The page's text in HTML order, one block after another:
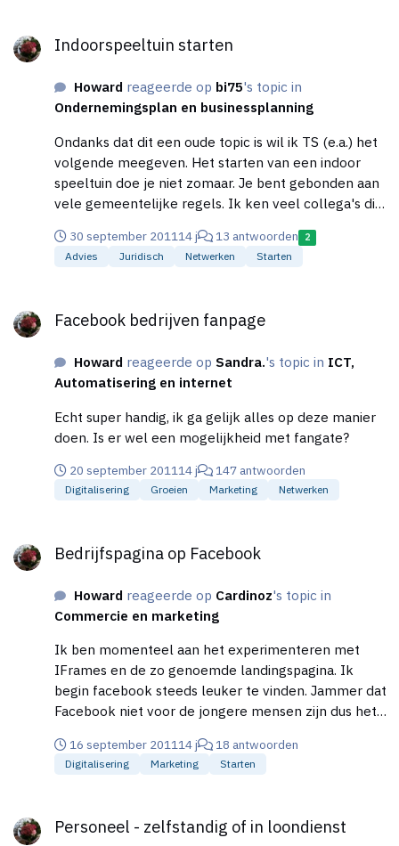
http://www.wernertoonk.nl/terrassen_tijdelijk_op_p
hieraan? Wat moet je doen om dit aan te vragen en
bij wie moet je precies zijn? Wie weet welke wegen
er bewandeld dienen te worden om een
parkeerplaats te veranderen in een stoep of op iets
wat op de foto lijkt? Ik hoor graag en alvast bedankt
voor een reactie. Mvg, Howard
Indoorspeeltuin starten
Howard reageerde op bi75's topic in
Ondernemingsplan en businessplanning
Ondanks dat dit een oude topic is wil ik TS (e.a.) het
volgende meegeven. Het starten van een indoor
speeltuin doe je niet zomaar. Je bent gebonden aan
vele gemeentelijke regels. Ik ken veel collega's die
beste is je eigen aan te sluiten bij een bestaande
keten. Deze weten de wandelgangen en kunnen je
willen starten maar wel als die een franchise achter
30 september 201114 j 13 antwoorden 2
Advies Juridisch Netwerken Starten
Facebook bedrijven fanpage
Howard reageerde op Sandra.'s topic in ICT,
Automatisering en internet
Echt super handig, ik ga gelijk alles op deze manier
doen. Is er wel een mogelijkheid met fangate?
20 september 201114 j 147 antwoorden
Digitalisering Groeien Marketing Netwerken
Bedrijfspagina op Facebook
Howard reageerde op Cardinoz's topic in
Commercie en marketing
Ik ben momenteel aan het experimenteren met
IFrames en de zo genoemde landingspagina. Ik
begin facebook steeds leuker te vinden. Jammer dat
Facebook niet voor de jongere mensen zijn dus het
hyves meer ondanks ik facebook veel leuker vind.
16 september 2011 14 j 18 antwoorden
Digitalisering Marketing Starten
Personeel - zelfstandig of in loondienst